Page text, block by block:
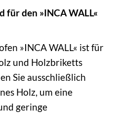
für den »INCA WALL«
»INCA WALL« ist für
und Holzbriketts
Sie ausschließlich
Holz, um eine
geringe